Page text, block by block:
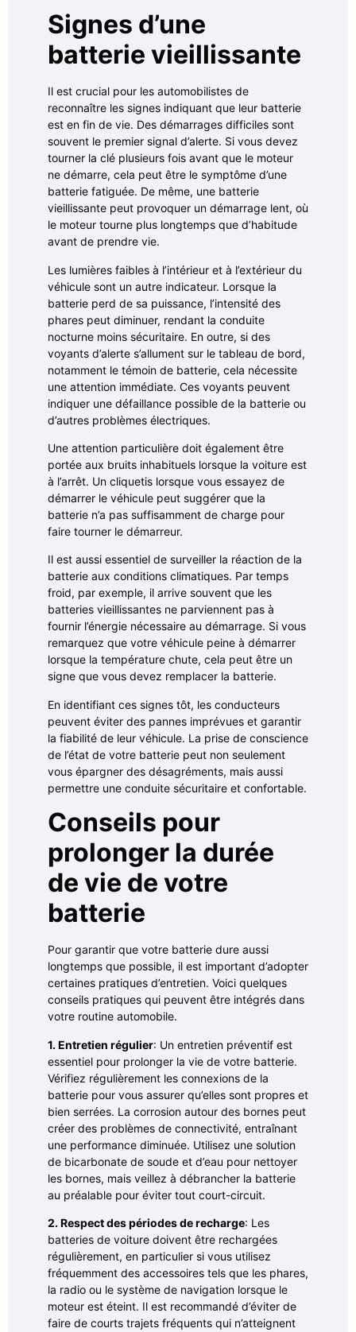
Signes d’une
batterie vieillissante
Il est crucial pour les automobilistes de
reconnaître les signes indiquant que leur batterie
est en fin de vie. Des démarrages difficiles sont
souvent le premier signal d’alerte. Si vous devez
tourner la clé plusieurs fois avant que le moteur
ne démarre, cela peut être le symptôme d’une
batterie fatiguée. De même, une batterie
vieillissante peut provoquer un démarrage lent, où
le moteur tourne plus longtemps que d’habitude
avant de prendre vie.
Les lumières faibles à l’intérieur et à l’extérieur du
véhicule sont un autre indicateur. Lorsque la
batterie perd de sa puissance, l’intensité des
phares peut diminuer, rendant la conduite
nocturne moins sécuritaire. En outre, si des
voyants d’alerte s’allument sur le tableau de bord,
notamment le témoin de batterie, cela nécessite
une attention immédiate. Ces voyants peuvent
indiquer une défaillance possible de la batterie ou
d’autres problèmes électriques.
Une attention particulière doit également être
portée aux bruits inhabituels lorsque la voiture est
à l’arrêt. Un cliquetis lorsque vous essayez de
démarrer le véhicule peut suggérer que la
batterie n’a pas suffisamment de charge pour
faire tourner le démarreur.
Il est aussi essentiel de surveiller la réaction de la
batterie aux conditions climatiques. Par temps
froid, par exemple, il arrive souvent que les
batteries vieillissantes ne parviennent pas à
fournir l’énergie nécessaire au démarrage. Si vous
remarquez que votre véhicule peine à démarrer
lorsque la température chute, cela peut être un
signe que vous devez remplacer la batterie.
En identifiant ces signes tôt, les conducteurs
peuvent éviter des pannes imprévues et garantir
la fiabilité de leur véhicule. La prise de conscience
de l’état de votre batterie peut non seulement
vous épargner des désagréments, mais aussi
permettre une conduite sécuritaire et confortable.
Conseils pour
prolonger la durée
de vie de votre
batterie
Pour garantir que votre batterie dure aussi
longtemps que possible, il est important d’adopter
certaines pratiques d’entretien. Voici quelques
conseils pratiques qui peuvent être intégrés dans
votre routine automobile.
1. Entretien régulier: Un entretien préventif est
essentiel pour prolonger la vie de votre batterie.
Vérifiez régulièrement les connexions de la
batterie pour vous assurer qu’elles sont propres et
bien serrées. La corrosion autour des bornes peut
créer des problèmes de connectivité, entraînant
une performance diminuée. Utilisez une solution
de bicarbonate de soude et d’eau pour nettoyer
les bornes, mais veillez à débrancher la batterie
au préalable pour éviter tout court-circuit.
2. Respect des périodes de recharge: Les
batteries de voiture doivent être rechargées
régulièrement, en particulier si vous utilisez
fréquemment des accessoires tels que les phares,
la radio ou le système de navigation lorsque le
moteur est éteint. Il est recommandé d’éviter de
faire de courts trajets fréquents qui n’atteignent